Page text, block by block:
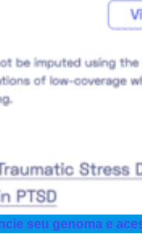
seu genoma e